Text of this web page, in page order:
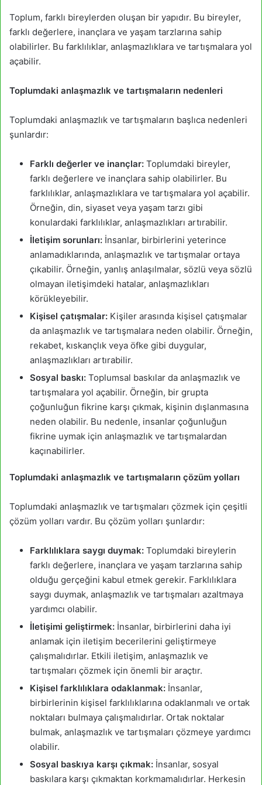
Toplum, farklı bireylerden oluşan bir yapıdır. Bu bireyler,
farklı değerlere, inançlara ve yaşam tarzlarına sahip
olabilirler. Bu farklılıklar, anlaşmazlıklara ve tartışmalara yol
açabilir.
Toplumdaki anlaşmazlık ve tartışmaların nedenleri
Toplumdaki anlaşmazlık ve tartışmaların başlıca nedenleri
şunlardır:
Farklı değerler ve inançlar: Toplumdaki bireyler,
farklı değerlere ve inançlara sahip olabilirler. Bu
farklılıklar, anlaşmazlıklara ve tartışmalara yol açabilir.
Örneğin, din, siyaset veya yaşam tarzı gibi
konulardaki farklılıklar, anlaşmazlıkları artırabilir.
İletişim sorunları: İnsanlar, birbirlerini yeterince
anlamadıklarında, anlaşmazlık ve tartışmalar ortaya
çıkabilir. Örneğin, yanlış anlaşılmalar, sözlü veya sözlü
olmayan iletişimdeki hatalar, anlaşmazlıkları
körükleyebilir.
Kişisel çatışmalar: Kişiler arasında kişisel çatışmalar
da anlaşmazlık ve tartışmalara neden olabilir. Örneğin,
rekabet, kıskançlık veya öfke gibi duygular,
anlaşmazlıkları artırabilir.
Sosyal baskı: Toplumsal baskılar da anlaşmazlık ve
tartışmalara yol açabilir. Örneğin, bir grupta
çoğunluğun fikrine karşı çıkmak, kişinin dışlanmasına
neden olabilir. Bu nedenle, insanlar çoğunluğun
fikrine uymak için anlaşmazlık ve tartışmalardan
kaçınabilirler.
Toplumdaki anlaşmazlık ve tartışmaların çözüm yolları
Toplumdaki anlaşmazlık ve tartışmaları çözmek için çeşitli
çözüm yolları vardır. Bu çözüm yolları şunlardır:
Farklılıklara saygı duymak: Toplumdaki bireylerin
farklı değerlere, inançlara ve yaşam tarzlarına sahip
olduğu gerçeğini kabul etmek gerekir. Farklılıklara
saygı duymak, anlaşmazlık ve tartışmaları azaltmaya
yardımcı olabilir.
İletişimi geliştirmek: İnsanlar, birbirlerini daha iyi
anlamak için iletişim becerilerini geliştirmeye
çalışmalıdırlar. Etkili iletişim, anlaşmazlık ve
tartışmaları çözmek için önemli bir araçtır.
Kişisel farklılıklara odaklanmak: İnsanlar,
birbirlerinin kişisel farklılıklarına odaklanmalı ve ortak
noktaları bulmaya çalışmalıdırlar. Ortak noktalar
bulmak, anlaşmazlık ve tartışmaları çözmeye yardımcı
olabilir.
Sosyal baskıya karşı çıkmak: İnsanlar, sosyal
baskılara karşı çıkmaktan korkmamalıdırlar. Herkesin